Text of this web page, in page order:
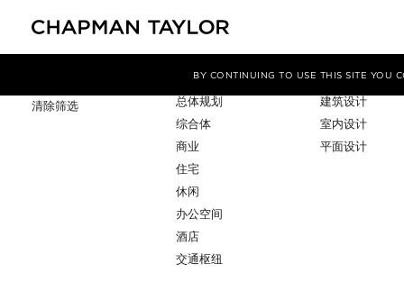
BY CONTINUING TO USE THIS SITE YOU
清除筛选
项目类型
总体规划
综合体
商业
住宅
休闲
办公空间
酒店
交通枢纽
服务
建筑设计
室内设计
平面设计